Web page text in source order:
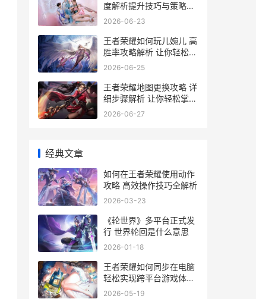
度解析提升技巧与策略指
南
2026-06-23
王者荣耀如何玩儿婉儿 高
胜率攻略解析 让你轻松上
分
2026-06-25
王者荣耀地图更换攻略 详
细步骤解析 让你轻松掌握
地图更换技巧
2026-06-27
经典文章
如何在王者荣耀使用动作
攻略 高效操作技巧全解析
2026-03-23
《轮世界》多平台正式发
行 世界轮回是什么意思
2026-01-18
王者荣耀如何同步在电脑
轻松实现跨平台游戏体验
攻略
2026-05-19